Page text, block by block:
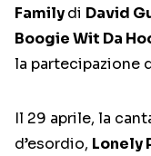
Familydi David
Boogie Wit Da
la partecipazione
Il 29 aprile, la
d’esordio, Lonely